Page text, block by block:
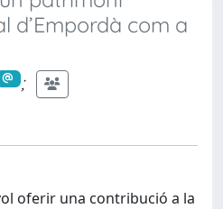
d’Empordà com a
;
oferir una contribució a la